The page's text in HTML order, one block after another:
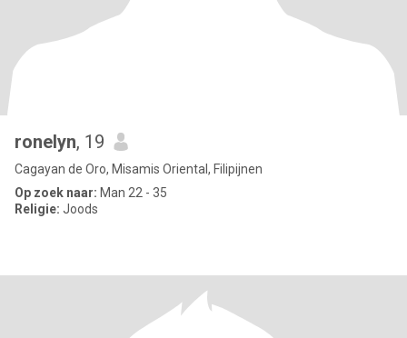
ronelyn, 19
Cagayan de Oro, Misamis Oriental, Filipijnen
Op zoek naar: Man 22 - 35
Religie: Joods